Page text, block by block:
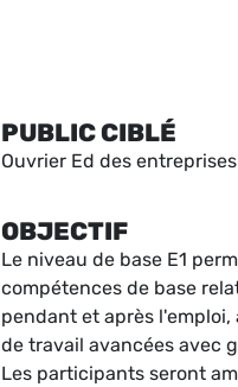
PUBLIC CIBLÉ
Ouvrier Ed des
OBJECTIF
Le niveau de base E1
compétences de base
pendant et après
de travail avancées avec
Les participants seront